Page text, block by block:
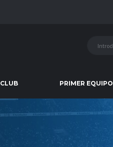
CLUB PRIMER EQUIPO